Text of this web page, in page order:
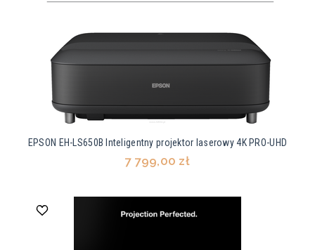
EPSON EH-LS650B Inteligentny projektor laserowy 4K PRO-UHD
7 799,00 zł